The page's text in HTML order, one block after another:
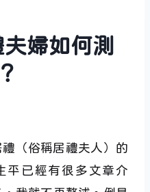
婦如何測
禮（俗稱居禮夫人）的
平已經有很多文章介